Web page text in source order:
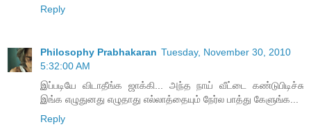
Reply
Philosophy Prabhakaran Tuesday, November 30, 2010
5:32:00 AM
இப்படியே விடாதீங்க ஜாக்கி... அந்த நாய் வீட்டை கண்டுபிடிச்சு
இங்க எழுதுனது எழுதாது எல்லாத்தையும் நேர்ல பாத்து கேளுங்க...
Reply